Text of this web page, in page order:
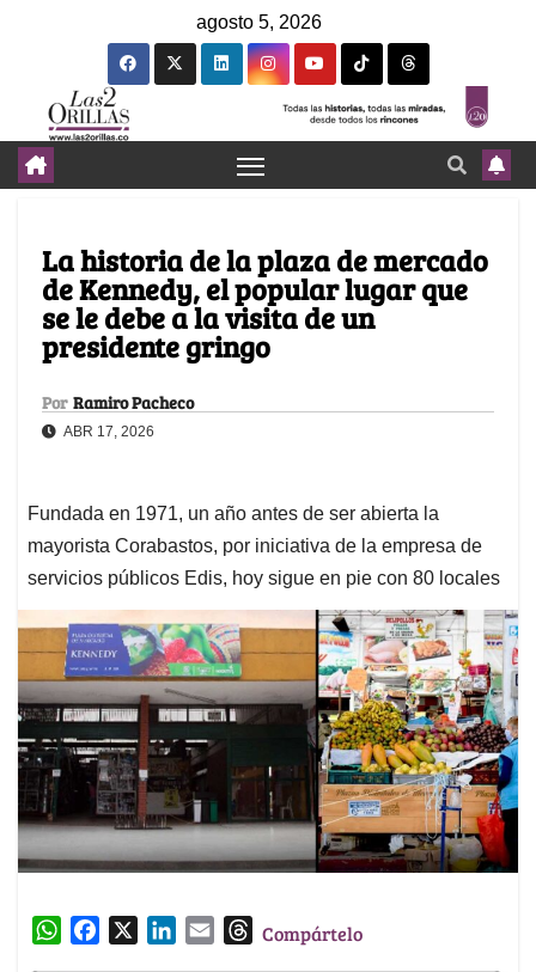
agosto 5, 2026
La historia de la plaza de mercado
de Kennedy, el popular lugar que
se le debe a la visita de un
presidente gringo
Por Ramiro Pacheco
ABR 17, 2026
Fundada en 1971, un año antes de ser abierta la
mayorista Corabastos, por iniciativa de la empresa de
servicios públicos Edis, hoy sigue en pie con 80 locales
W
TCompártelo